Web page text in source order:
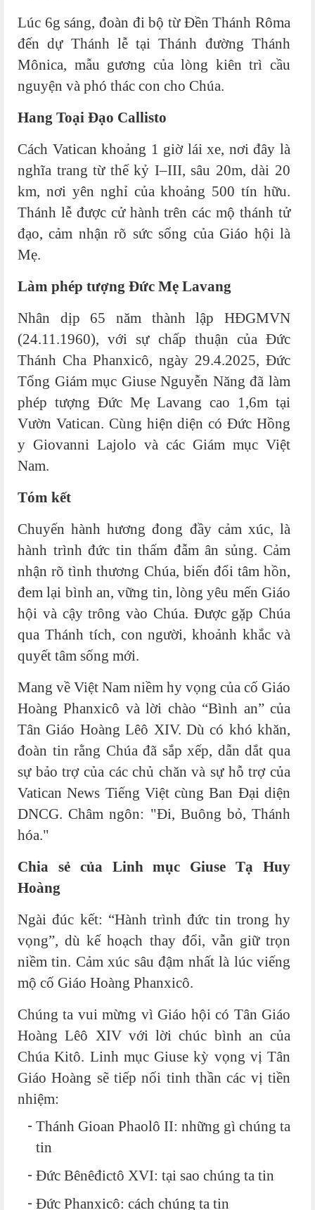
Lúc 6g sáng, đoàn đi bộ từ Đền Thánh Rôma
đến dự Thánh lễ tại Thánh đường Thánh
Mônica, mẫu gương của lòng kiên trì cầu
nguyện và phó thác con cho Chúa.
Hang Toại Đạo Callisto
Cách Vatican khoảng 1 giờ lái xe, nơi đây là
nghĩa trang từ thế kỷ I–III, sâu 20m, dài 20
km, nơi yên nghỉ của khoảng 500 tín hữu.
Thánh lễ được cử hành trên các mộ thánh tử
đạo, cảm nhận rõ sức sống của Giáo hội là
Mẹ.
Làm phép tượng Đức Mẹ Lavang
Nhân dịp 65 năm thành lập HĐGMVN
(24.11.1960), với sự chấp thuận của Đức
Thánh Cha Phanxicô, ngày 29.4.2025, Đức
Tổng Giám mục Giuse Nguyễn Năng đã làm
phép tượng Đức Mẹ Lavang cao 1,6m tại
Vườn Vatican. Cùng hiện diện có Đức Hồng
y Giovanni Lajolo và các Giám mục Việt
Nam.
Tóm kết
Chuyến hành hương đong đầy cảm xúc, là
hành trình đức tin thấm đẫm ân sủng. Cảm
nhận rõ tình thương Chúa, biến đổi tâm hồn,
đem lại bình an, vững tin, lòng yêu mến Giáo
hội và cậy trông vào Chúa. Được gặp Chúa
qua Thánh tích, con người, khoảnh khắc và
quyết tâm sống mới.
Mang về Việt Nam niềm hy vọng của cố Giáo
Hoàng Phanxicô và lời chào “Bình an” của
Tân Giáo Hoàng Lêô XIV. Dù có khó khăn,
đoàn tin rằng Chúa đã sắp xếp, dẫn dắt qua
sự bảo trợ của các chủ chăn và sự hỗ trợ của
Vatican News Tiếng Việt cùng Ban Đại diện
DNCG. Châm ngôn: "Đi, Buông bỏ, Thánh
hóa."
Chia sẻ của Linh mục Giuse Tạ Huy
Hoàng
Ngài đúc kết: “Hành trình đức tin trong hy
vọng”, dù kế hoạch thay đổi, vẫn giữ trọn
niềm tin. Cảm xúc sâu đậm nhất là lúc viếng
mộ cố Giáo Hoàng Phanxicô.
Chúng ta vui mừng vì Giáo hội có Tân Giáo
Hoàng Lêô XIV với lời chúc bình an của
Chúa Kitô. Linh mục Giuse kỳ vọng vị Tân
Giáo Hoàng sẽ tiếp nối tinh thần các vị tiền
nhiệm:
Thánh Gioan Phaolô II: những gì chúng ta
tin
Đức Bênêđictô XVI: tại sao chúng ta tin
Đức Phanxicô: cách chúng ta tin